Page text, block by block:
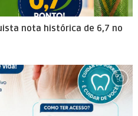
nota histórica de 6,7 no